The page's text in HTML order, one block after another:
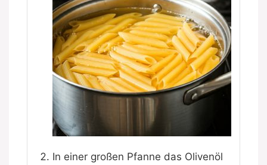
In einer großen Pfanne das Olivenöl